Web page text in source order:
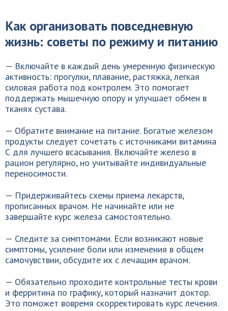
Как организовать повседневную
жизнь: советы по режиму и питанию
— Включайте в каждый день умеренную физическую
активность: прогулки, плавание, растяжка, легкая
силовая работа под контролем. Это помогает
поддержать мышечную опору и улучшает обмен в
тканях сустава.
— Обратите внимание на питание. Богатые железом
продукты следует сочетать с источниками витамина
С для лучшего всасывания. Включайте железо в
рацион регулярно, но учитывайте индивидуальные
переносимости.
— Придерживайтесь схемы приема лекарств,
прописанных врачом. Не начинайте или не
завершайте курс железа самостоятельно.
— Следите за симптомами. Если возникают новые
симптомы, усиление боли или изменения в общем
самочувствии, обсудите их с лечащим врачом.
— Обязательно проходите контрольные тесты крови
и ферритина по графику, который назначит доктор.
Это поможет вовремя скорректировать курс лечения.